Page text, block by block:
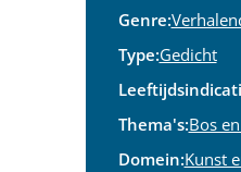
Genre:
Type:Gedicht
Thema's:Bos
Domein:Kunst